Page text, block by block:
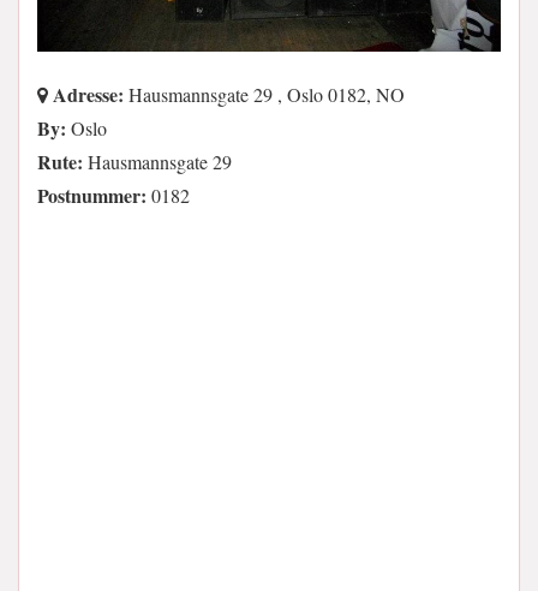
Adresse: Hausmannsgate 29 , Oslo 0182, NO
By: Oslo
Rute: Hausmannsgate 29
Postnummer: 0182